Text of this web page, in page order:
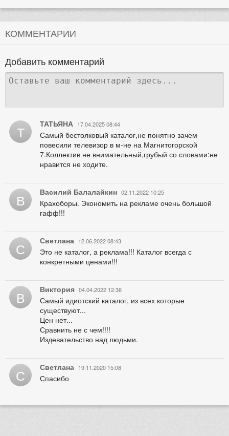
КОММЕНТАРИИ
Добавить комментарий
Т ТАТЬЯНА 17.04.2025 08:44
Самый бестолковый каталог,не понятно зачем
повесили телевизор в м-не на Магнитогорской
7.Коллектив не внимательный,грубый со словами:не
нравится не ходите.
В Василий Балалайкин 02.11.2022 10:25
Крахоборы. Экономить на рекламе очень большой
гафф!!!
С Светлана 12.06.2022 08:43
Это не каталог, а реклама!!! Каталог всегда с
конкретными ценами!!!
В Виктория 04.04.2022 12:36
Самый идиотский каталог, из всех которые
существуют...
Цен нет...
Сравнить не с чем!!!!
Издевательство над людьми.
С Светлана 19.11.2020 15:08
Спасибо